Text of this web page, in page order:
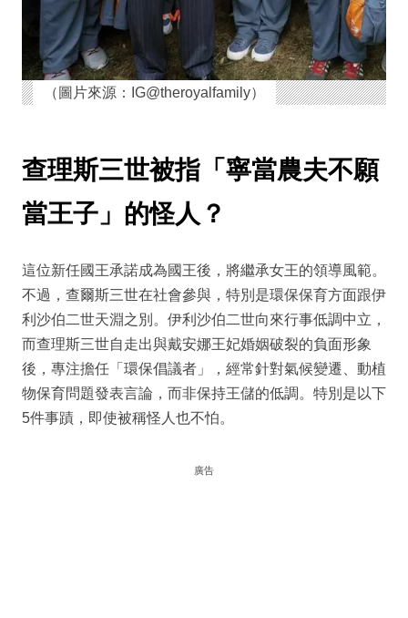
（圖片來源：IG@theroyalfamily）
查理斯三世被指「寧當農夫不願
當王子」的怪人？
這位新任國王承諾成為國王後，將繼承女王的領導風範。
不過，查爾斯三世在社會參與，特別是環保保育方面跟伊
利沙伯二世天淵之別。伊利沙伯二世向來行事低調中立，
而查理斯三世自走出與戴安娜王妃婚姻破裂的負面形象
後，專注擔任「環保倡議者」，經常針對氣候變遷、動植
物保育問題發表言論，而非保持王儲的低調。特別是以下
5件事蹟，即使被稱怪人也不怕。
廣告